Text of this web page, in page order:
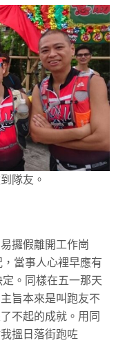
隊友。
攞假離開工作崗
當事人心裡早應有
。同樣在五一那天
主旨本來是叫跑友不
不起的成就。用同
搵日落街跑咗